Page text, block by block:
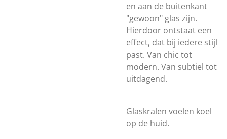
en aan de buitenkant
"gewoon" glas zijn.
Hierdoor ontstaat een
effect, dat bij iedere stijl
past. Van chic tot
modern. Van subtiel tot
uitdagend.
Glaskralen voelen koel
op de huid.